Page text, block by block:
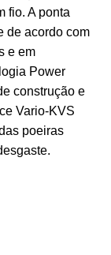
fio. A ponta
de acordo com
e em
Power
construção e
Vario-KVS
poeiras